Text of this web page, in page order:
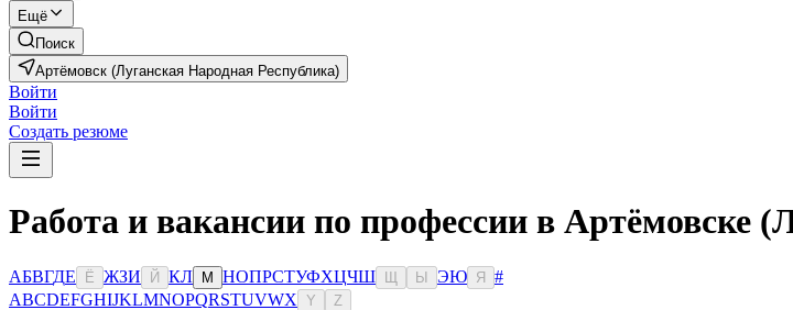
Ещё
Поиск
Артёмовск (Луганская Народная Республика)
Войти
Войти
Создать резюме
Работа и вакансии по профессии в Артёмовске
АБВГДЕ Ё ЖЗИ Й КЛ М НОПРСТУФХЦЧШ Ы ЭЮ Я
#
ABCDEFGHIJKLMNOPQRSTUVWX Y Z